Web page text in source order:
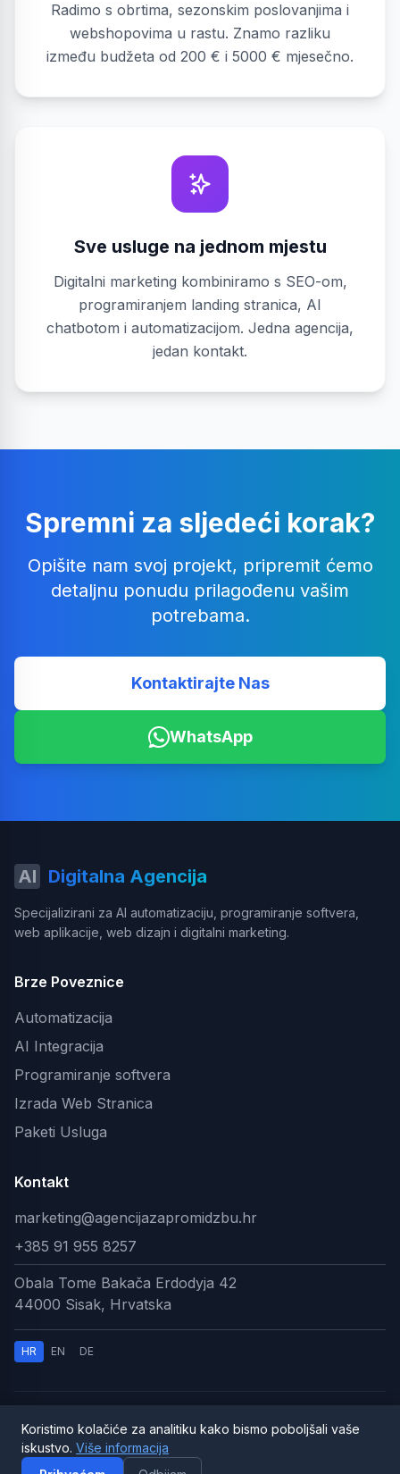
Radimo s obrtima, sezonskim poslovanjima i
webshopovima u rastu. Znamo razliku
između budžeta od 200 € i 5000 € mjesečno.
Sve usluge na jednom mjestu
Digitalni marketing kombiniramo s SEO-om,
programiranjem landing stranica, AI
chatbotom i automatizacijom. Jedna agencija,
jedan kontakt.
Spremni za sljedeći korak?
Opišite nam svoj projekt, pripremit ćemo
detaljnu ponudu prilagođenu vašim
potrebama.
Kontaktirajte Nas
WhatsApp
AI Digitalna Agencija
Specijalizirani za AI automatizaciju, programiranje softvera,
web aplikacije, web dizajn i digitalni marketing.
Brze Poveznice
Automatizacija
AI Integracija
Programiranje softvera
Izrada Web Stranica
Paketi Usluga
Kontakt
marketing@agencijazapromidzbu.hr
+385 91 955 8257
Obala Tome Bakača Erdodyja 42
44000 Sisak, Hrvatska
HR EN DE
© 2026 AI Digitalna Agencija. Sva prava pridržana.
Pravila privatnosti
Koristimo kolačiće za analitiku kako bismo poboljšali vaše
iskustvo. Više informacija